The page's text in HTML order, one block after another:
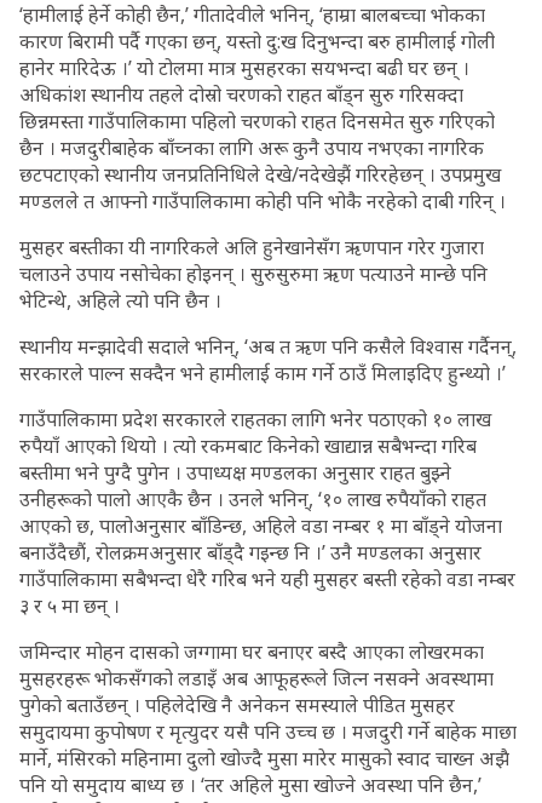
‘हामीलाई हेर्ने कोही छैन,’ गीतादेवीले भनिन्, ‘हाम्रा बालबच्चा भोकका
कारण बिरामी पर्दै गएका छन्, यस्तो दु:ख दिनुभन्दा बरु हामीलाई गोली
हानेर मारिदेऊ ।’ यो टोलमा मात्र मुसहरका सयभन्दा बढी घर छन् ।
अधिकांश स्थानीय तहले दोस्रो चरणको राहत बाँड्न सुरु गरिसक्दा
छिन्नमस्ता गाउँपालिकामा पहिलो चरणको राहत दिनसमेत सुरु गरिएको
छैन । मजदुरीबाहेक बाँच्नका लागि अरू कुनै उपाय नभएका नागरिक
छटपटाएको स्थानीय जनप्रतिनिधिले देखे/नदेखेझैं गरिरहेछन् । उपप्रमुख
मण्डलले त आफ्नो गाउँपालिकामा कोही पनि भोकै नरहेको दाबी गरिन् ।
मुसहर बस्तीका यी नागरिकले अलि हुनेखानेसँग ऋणपान गरेर गुजारा
चलाउने उपाय नसोचेका होइनन् । सुरुसुरुमा ऋण पत्याउने मान्छे पनि
भेटिन्थे, अहिले त्यो पनि छैन ।
स्थानीय मन्झादेवी सदाले भनिन्, ‘अब त ऋण पनि कसैले विश्वास गर्दैनन्,
सरकारले पाल्न सक्दैन भने हामीलाई काम गर्ने ठाउँ मिलाइदिए हुन्थ्यो ।’
गाउँपालिकामा प्रदेश सरकारले राहतका लागि भनेर पठाएको १० लाख
रुपैयाँ आएको थियो । त्यो रकमबाट किनेको खाद्यान्न सबैभन्दा गरिब
बस्तीमा भने पुग्दै पुगेन । उपाध्यक्ष मण्डलका अनुसार राहत बुझ्ने
उनीहरूको पालो आएकै छैन । उनले भनिन्, ‘१० लाख रुपैयाँको राहत
आएको छ, पालोअनुसार बाँडिन्छ, अहिले वडा नम्बर १ मा बाँड्ने योजना
बनाउँदैछौं, रोलक्रमअनुसार बाँड्दै गइन्छ नि ।’ उनै मण्डलका अनुसार
गाउँपालिकामा सबैभन्दा धेरै गरिब भने यही मुसहर बस्ती रहेको वडा नम्बर
३ र ५ मा छन् ।
जमिन्दार मोहन दासको जग्गामा घर बनाएर बस्दै आएका लोखरमका
मुसहरहरू भोकसँगको लडाइँ अब आफूहरूले जित्न नसक्ने अवस्थामा
पुगेको बताउँछन् । पहिलेदेखि नै अनेकन समस्याले पीडित मुसहर
समुदायमा कुपोषण र मृत्युदर यसै पनि उच्च छ । मजदुरी गर्ने बाहेक माछा
मार्ने, मंसिरको महिनामा दुलो खोज्दै मुसा मारेर मासुको स्वाद चाख्न अझै
पनि यो समुदाय बाध्य छ । ‘तर अहिले मुसा खोज्ने अवस्था पनि छैन,’